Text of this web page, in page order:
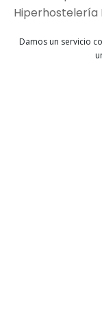
Damos un servicio